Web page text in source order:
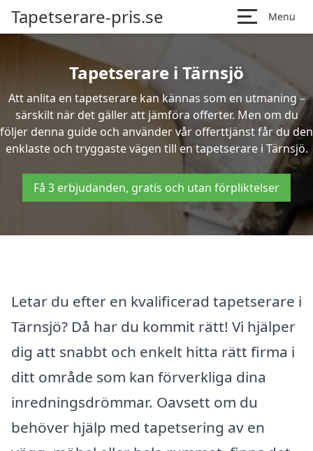
Tapetserare-pris.se Menu
Tapetserare i Tärnsjö
Att anlita en tapetserare kan kännas som en utmaning –
särskilt när det gäller att jämföra offerter. Men om du
följer denna guide och använder vår offerttjänst får du den
enklaste och tryggaste vägen till en tapetserare i Tärnsjö.
Få 3 erbjudanden, gratis och utan förpliktelser
Letar du efter en kvalificerad tapetserare i
Tärnsjö? Då har du kommit rätt! Vi hjälper
dig att snabbt och enkelt hitta rätt firma i
ditt område som kan förverkliga dina
inredningsdrömmar. Oavsett om du
behöver hjälp med tapetsering av en